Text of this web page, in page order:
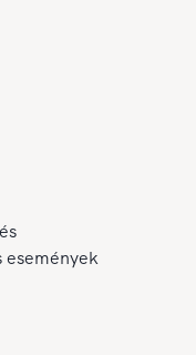
események